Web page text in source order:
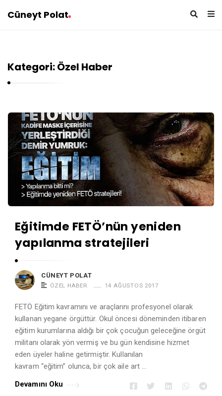
Cüneyt Polat
Kategori: Özel Haber
ü
n
Eğitimde FETÖ’nün yeniden
yapılanma stratejileri
CÜNEYT POLAT
ÖZEL HABER 14 AĞUSTOS 2017
FETÖ Eğitim kavramını ve araçlarını profesyonel olarak
kullanan yegane örgüttür. Okul öncesi döneminden itibaren
eğitim kurumlarına aldığı bir çok çocuğun geleceğine örgüt
militanı olarak yön vermiş ve bu gün kendisine hizmet
eden üyeler haline getirmiştir. Kullanılan
kavram “eğitim” olunca, bir çok aile art …
Devamını Oku